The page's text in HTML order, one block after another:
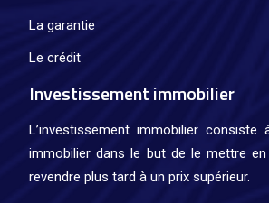
La garantie
Le crédit
Investissement immobilier
L’investissement immobilier consiste
immobilier dans le but de le mettre
revendre plus tard à un prix supérieur.